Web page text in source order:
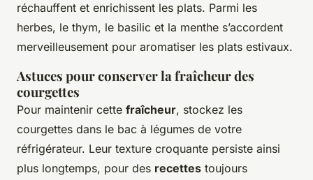
réchauffent et enrichissent les plats. Parmi les
herbes, le thym, le basilic et la menthe s’accordent
merveilleusement pour aromatiser les plats estivaux.
Astuces pour conserver la fraîcheur des
courgettes
Pour maintenir cette fraîcheur, stockez les
courgettes dans le bac à légumes de votre
réfrigérateur. Leur texture croquante persiste ainsi
plus longtemps, pour des recettes toujours